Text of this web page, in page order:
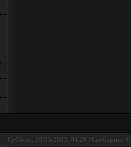
Суббота, 20.05.2023, 04:29 | Сообщение #